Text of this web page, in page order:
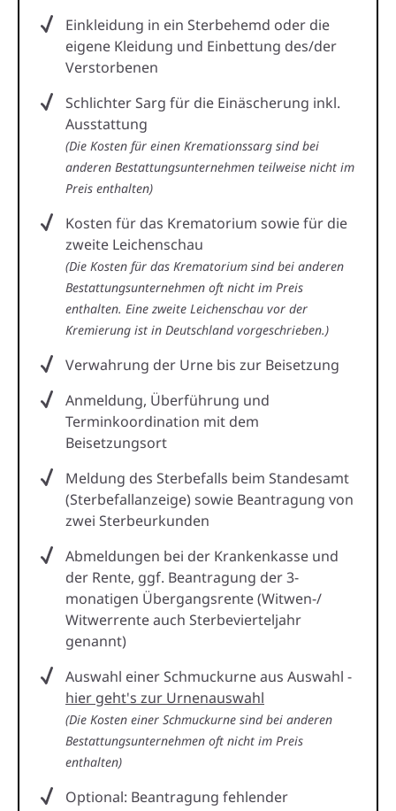
Einkleidung in ein Sterbehemd oder die
eigene Kleidung und Einbettung des/der
Verstorbenen
Schlichter Sarg für die Einäscherung inkl.
Ausstattung
(Die Kosten für einen Kremationssarg sind bei
anderen Bestattungsunternehmen teilweise nicht im
Preis enthalten)
Kosten für das Krematorium sowie für die
zweite Leichenschau
(Die Kosten für das Krematorium sind bei anderen
Bestattungsunternehmen oft nicht im Preis
enthalten. Eine zweite Leichenschau vor der
Kremierung ist in Deutschland vorgeschrieben.)
Verwahrung der Urne bis zur Beisetzung
Anmeldung, Überführung und
Terminkoordination mit dem
Beisetzungsort
Meldung des Sterbefalls beim Standesamt
(Sterbefallanzeige) sowie Beantragung von
zwei Sterbeurkunden
Abmeldungen bei der Krankenkasse und
der Rente, ggf. Beantragung der 3-
monatigen Übergangsrente (Witwen-/
Witwerrente auch Sterbevierteljahr
genannt)
Auswahl einer Schmuckurne aus Auswahl -
hier geht's zur Urnenauswahl
(Die Kosten einer Schmuckurne sind bei anderen
Bestattungsunternehmen oft nicht im Preis
enthalten)
Optional: Beantragung fehlender